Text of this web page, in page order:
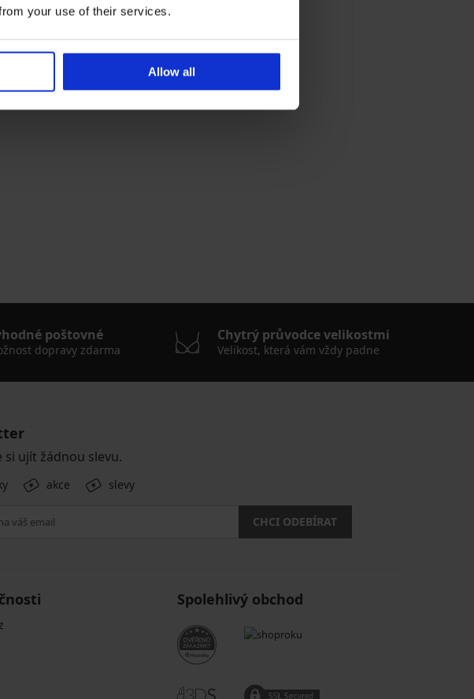
your use of their services.
Allow all
poštovné
dopravy zdarma
Chytrý průvodce velikostmi
Velikost, která vám vždy padne
si ujít žádnou slevu.
akce slevy
CHCI ODEBÍRAT
Spolehlivý obchod